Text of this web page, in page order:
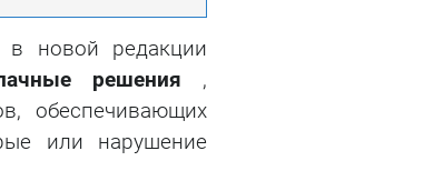
в новой редакции
решения ,
обеспечивающих
или нарушение